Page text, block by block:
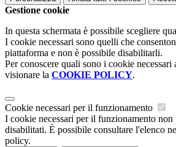
Gestione cookie
In questa schermata è possibile scegliere
I cookie necessari sono quelli che
piattaforma e non è possibile disabilitarli.
Per conoscere quali sono i cookie
visionare la COOKIE POLICY.
Cookie necessari per il funzionamento
I cookie necessari per il funzionamento non
disabilitati. È possibile consultare l'elenco
policy.